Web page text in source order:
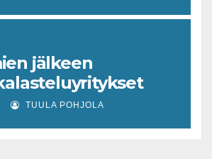
virusuhkien
tunnistamiseen
jälkeen
TUULA POHJOLA